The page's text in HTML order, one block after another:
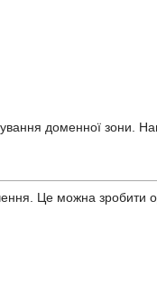
доменної зони.
Це можна зробити